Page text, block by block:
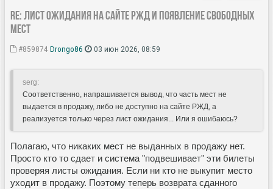
Re: Лист ожидания на сайте РЖД и появление свободных
мест
#859874 Drongo86 03 июн 2026, 08:59
serg:
Соответственно, напрашивается вывод, что часть мест не
выдается в продажу, либо не доступно на сайте РЖД, а
реализуется только через лист ожидания... Или я ошибаюсь?
Полагаю, что никаких мест не выданных в продажу нет.
Просто кто то сдает и система "подвешивает" эти билеты
проверяя листы ожидания. Если ни кто не выкупит место
уходит в продажу. Поэтому теперь возврата сданного